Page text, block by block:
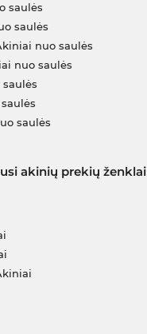
saulės
saulės
nuo saulės
nuo saulės
saulės
akinių prekių ženklai